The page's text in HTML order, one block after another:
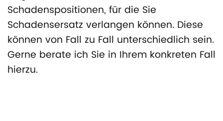
Schadenspositionen, für die Sie
Schadensersatz verlangen können. Diese
können von Fall zu Fall unterschiedlich sein.
Gerne berate ich Sie in Ihrem konkreten Fall
hierzu.